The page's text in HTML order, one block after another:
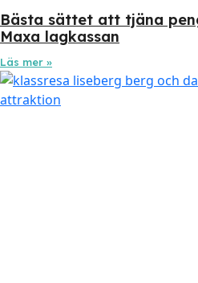
Bästa sättet att tjäna
Maxa lagkassan
Läs mer »